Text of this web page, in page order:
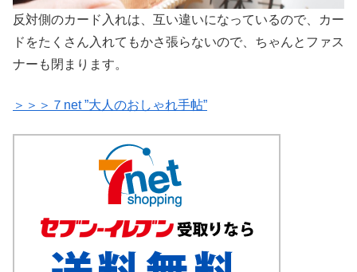
反対側のカード入れは、互い違いになっているので、カー
ドをたくさん入れてもかさ張らないので、ちゃんとファス
ナーも閉まります。
＞＞＞７net ”大人のおしゃれ手帖”